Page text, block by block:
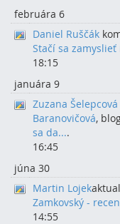
februára 6
Daniel Ruščák
Stačí sa zamyslieť
18:15
januára 9
Zuzana Šelepcová
Baranovičová,
sa da....
16:45
júna 30
Martin Lojek
Zamkovský -
14:55